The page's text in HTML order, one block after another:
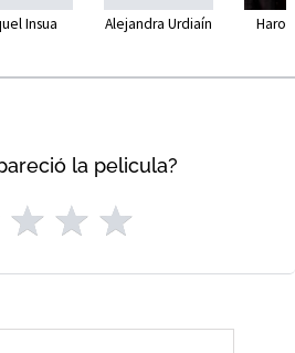
Insua Alejandra Urdiaín
la pelicula?